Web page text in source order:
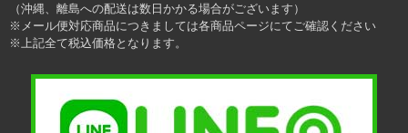
（沖縄、離島への配送は数日かかる場合がございます）
※メール便対応商品につきましては各商品ページにてご確認ください
※上記全て税込価格となります。